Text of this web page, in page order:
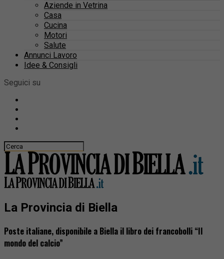
Aziende in Vetrina
Casa
Cucina
Motori
Salute
Annunci Lavoro
Idee & Consigli
Seguici su
La Provincia di Biella
Poste italiane, disponibile a Biella il libro dei francobolli “Il
mondo del calcio”